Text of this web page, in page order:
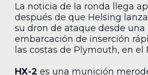
La noticia de la ronda llega
después de que Helsing
su dron de ataque desde una
embarcación de inserción
las costas de Plymouth, en el
HX-2 es una munición